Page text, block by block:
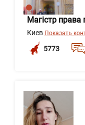
Магістр права
Киев Показать
5773